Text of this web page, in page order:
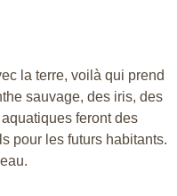
la terre, voilà qui prend
sauvage, des iris, des
feront des
pour les futurs habitants.